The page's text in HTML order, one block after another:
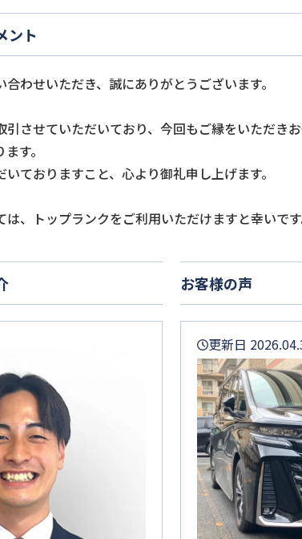
ント
わせいただき、誠にありがとうございます。
引させていただいており、今回もご縁をいただき
す。
ておりますこと、心より御礼申し上げます。
、トップランクをご利用いただけますと幸いです
お客様の声
更新日